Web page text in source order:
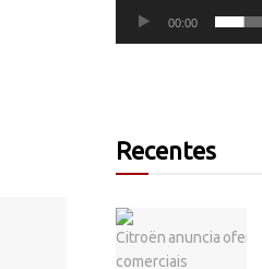
00:00
Recentes